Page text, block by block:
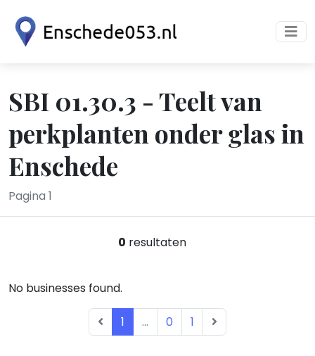
SBI 01.30.3 - Teelt van
perkplanten onder glas in
Enschede
Pagina 1
0 resultaten
No businesses found.
1 ... 0 1